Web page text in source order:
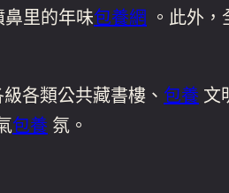
鼻里的年味包養網 。此外
各類公共藏書樓、 包養 文
包養 氛。